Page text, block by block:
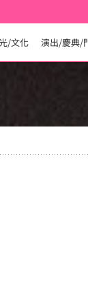
/文化 演出/慶典/